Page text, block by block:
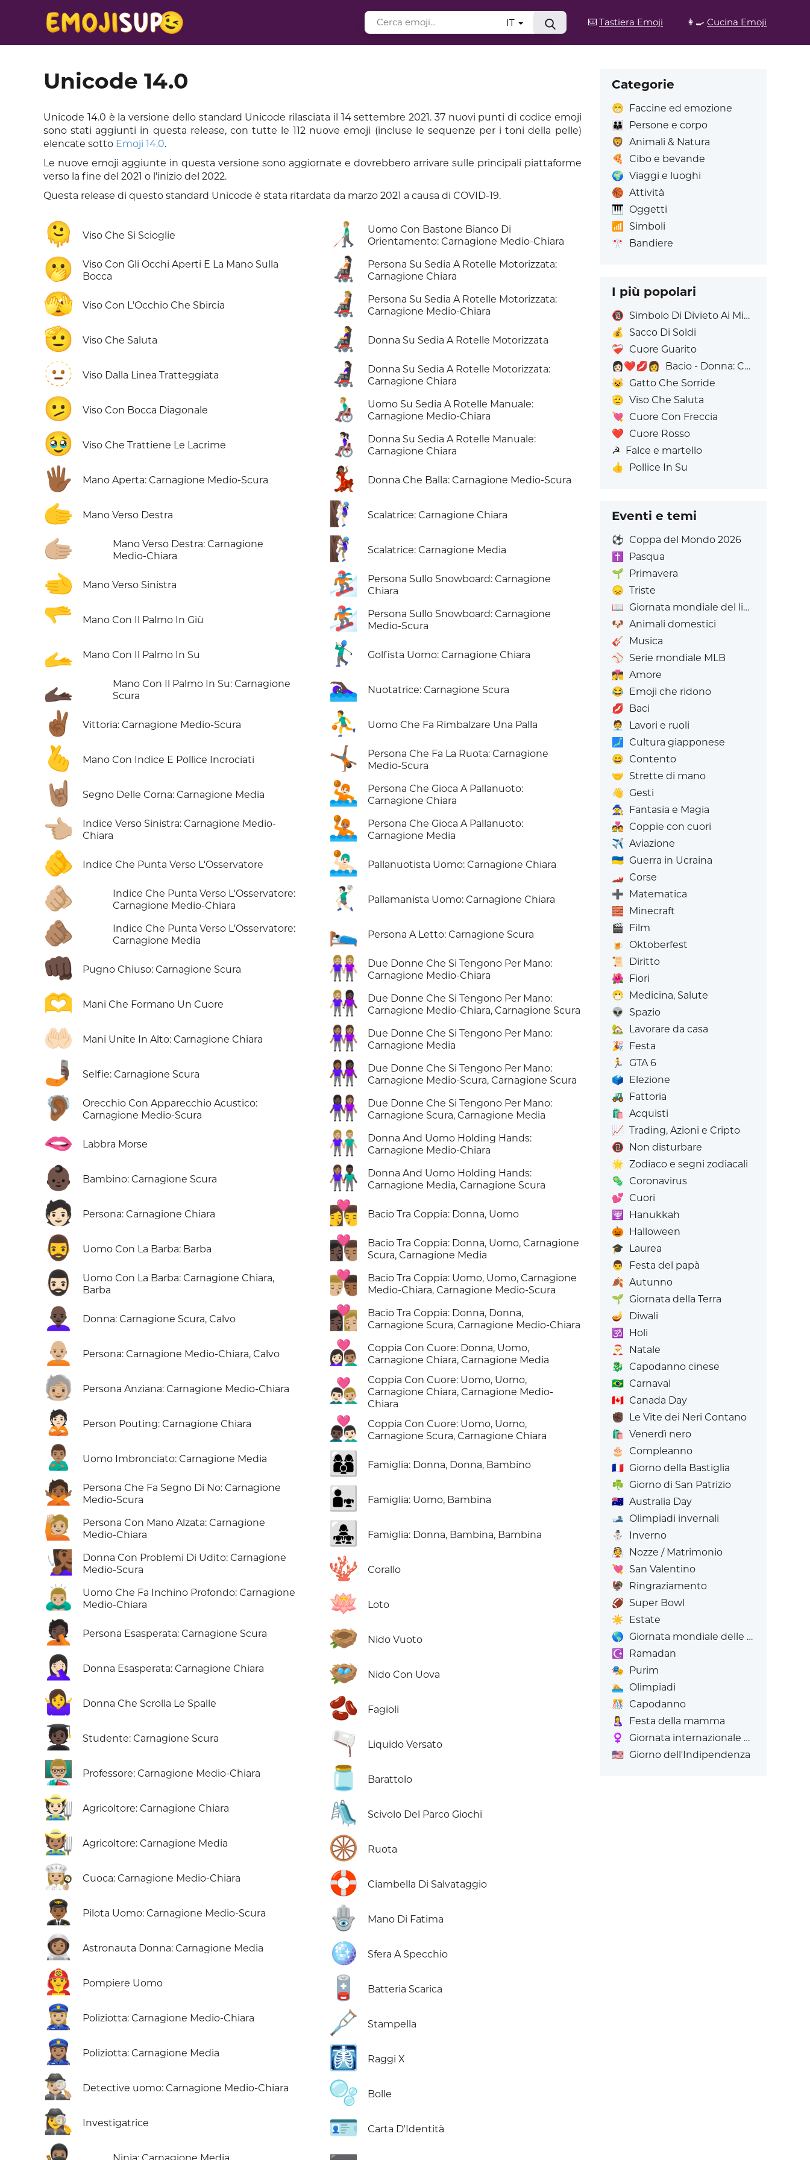
⌨️ Tastiera Emoji 👩‍🍳 Cucina Emoji
IT
Unicode 14.0
Unicode 14.0 è la versione dello standard Unicode rilasciata il 14 settembre 2021. 37 nuovi punti di codice emoji
sono stati aggiunti in questa release, con tutte le 112 nuove emoji (incluse le sequenze per i toni della pelle)
elencate sotto Emoji 14.0.
Le nuove emoji aggiunte in questa versione sono aggiornate e dovrebbero arrivare sulle principali piattaforme
verso la fine del 2021 o l'inizio del 2022.
Questa release di questo standard Unicode è stata ritardata da marzo 2021 a causa di COVID-19.
🫠 Viso Che Si Scioglie
🫢
Viso Con Gli Occhi Aperti E La Mano Sulla
Bocca
🫣 Viso Con L'Occhio Che Sbircia
🫡 Viso Che Saluta
🫥 Viso Dalla Linea Tratteggiata
🫤 Viso Con Bocca Diagonale
🥹 Viso Che Trattiene Le Lacrime
🖐🏾 Mano Aperta: Carnagione Medio-Scura
🫱 Mano Verso Destra
🫱🏼
Mano Verso Destra: Carnagione
Medio-Chiara
🫲 Mano Verso Sinistra
🫳 Mano Con Il Palmo In Giù
🫴 Mano Con Il Palmo In Su
🫴🏿
Mano Con Il Palmo In Su: Carnagione
Scura
✌🏾 Vittoria: Carnagione Medio-Scura
🫰 Mano Con Indice E Pollice Incrociati
🤘🏽 Segno Delle Corna: Carnagione Media
👈🏼
Indice Verso Sinistra: Carnagione Medio-
Chiara
🫵 Indice Che Punta Verso L'Osservatore
🫵🏼
Indice Che Punta Verso L'Osservatore:
Carnagione Medio-Chiara
🫵🏽
Indice Che Punta Verso L'Osservatore:
Carnagione Media
👊🏿 Pugno Chiuso: Carnagione Scura
🫶 Mani Che Formano Un Cuore
🤲🏻 Mani Unite In Alto: Carnagione Chiara
🤳🏿 Selfie: Carnagione Scura
🦻🏾
Orecchio Con Apparecchio Acustico:
Carnagione Medio-Scura
🫦 Labbra Morse
👶🏿 Bambino: Carnagione Scura
🧑🏻 Persona: Carnagione Chiara
🧔‍♂️ Uomo Con La Barba: Barba
🧔🏻‍♂️
Uomo Con La Barba: Carnagione Chiara,
Barba
👩🏿‍🦲 Donna: Carnagione Scura, Calvo
🧑🏼‍🦲 Persona: Carnagione Medio-Chiara, Calvo
🧓🏼 Persona Anziana: Carnagione Medio-Chiara
🙎🏻 Person Pouting: Carnagione Chiara
🙎🏽‍♂️ Uomo Imbronciato: Carnagione Media
🙅🏾
Persona Che Fa Segno Di No: Carnagione
Medio-Scura
🙋🏼
Persona Con Mano Alzata: Carnagione
Medio-Chiara
🧏🏾‍♀️
Donna Con Problemi Di Udito: Carnagione
Medio-Scura
🙇🏼‍♂️
Uomo Che Fa Inchino Profondo: Carnagione
Medio-Chiara
🤦🏿 Persona Esasperata: Carnagione Scura
🤦🏻‍♀️ Donna Esasperata: Carnagione Chiara
🤷‍♀️ Donna Che Scrolla Le Spalle
🧑🏿‍🎓 Studente: Carnagione Scura
👨🏼‍🏫 Professore: Carnagione Medio-Chiara
🧑🏻‍🌾 Agricoltore: Carnagione Chiara
🧑🏽‍🌾 Agricoltore: Carnagione Media
👩🏼‍🍳 Cuoca: Carnagione Medio-Chiara
👨🏾‍✈️ Pilota Uomo: Carnagione Medio-Scura
👩🏽‍🚀 Astronauta Donna: Carnagione Media
👨‍🚒 Pompiere Uomo
👮🏼‍♀️ Poliziotta: Carnagione Medio-Chiara
👮🏽‍♀️ Poliziotta: Carnagione Media
🕵🏼‍♂️ Detective uomo: Carnagione Medio-Chiara
🕵️‍♀️ Investigatrice
👨🏼‍🦯
Uomo Con Bastone Bianco Di
Orientamento: Carnagione Medio-Chiara
🧑🏻‍🦼
Persona Su Sedia A Rotelle Motorizzata:
Carnagione Chiara
🧑🏼‍🦼
Persona Su Sedia A Rotelle Motorizzata:
Carnagione Medio-Chiara
👩‍🦼 Donna Su Sedia A Rotelle Motorizzata
👩🏻‍🦼
Donna Su Sedia A Rotelle Motorizzata:
Carnagione Chiara
👨🏼‍🦽
Uomo Su Sedia A Rotelle Manuale:
Carnagione Medio-Chiara
👩🏻‍🦽
Donna Su Sedia A Rotelle Manuale:
Carnagione Chiara
💃🏾 Donna Che Balla: Carnagione Medio-Scura
🧗🏻‍♀️ Scalatrice: Carnagione Chiara
🧗🏽‍♀️ Scalatrice: Carnagione Media
🏂🏻
Persona Sullo Snowboard: Carnagione
Chiara
🏂🏾
Persona Sullo Snowboard: Carnagione
Medio-Scura
🏌🏻‍♂️ Golfista Uomo: Carnagione Chiara
🏊🏿‍♀️ Nuotatrice: Carnagione Scura
⛹️‍♂️ Uomo Che Fa Rimbalzare Una Palla
🤸🏾
Persona Che Fa La Ruota: Carnagione
Medio-Scura
🤽🏻
Persona Che Gioca A Pallanuoto:
Carnagione Chiara
🤽🏽
Persona Che Gioca A Pallanuoto:
Carnagione Media
🤽🏻‍♂️ Pallanuotista Uomo: Carnagione Chiara
🤾🏻‍♂️ Pallamanista Uomo: Carnagione Chiara
🛌🏿 Persona A Letto: Carnagione Scura
👭🏼
Due Donne Che Si Tengono Per Mano:
Carnagione Medio-Chiara
👩🏼‍🤝‍👩🏿
Due Donne Che Si Tengono Per Mano:
Carnagione Medio-Chiara, Carnagione Scura
👭🏽
Due Donne Che Si Tengono Per Mano:
Carnagione Media
👩🏾‍🤝‍👩🏿
Due Donne Che Si Tengono Per Mano:
Carnagione Medio-Scura, Carnagione Scura
👩🏿‍🤝‍👩🏽
Due Donne Che Si Tengono Per Mano:
Carnagione Scura, Carnagione Media
👫🏼
Donna And Uomo Holding Hands:
Carnagione Medio-Chiara
👩🏽‍🤝‍👨🏿
Donna And Uomo Holding Hands:
Carnagione Media, Carnagione Scura
👩‍❤️‍💋‍👨 Bacio Tra Coppia: Donna, Uomo
👩🏿‍❤️‍💋‍👨🏽
Bacio Tra Coppia: Donna, Uomo, Carnagione
Scura, Carnagione Media
👨🏼‍❤️‍💋‍👨🏾
Bacio Tra Coppia: Uomo, Uomo, Carnagione
Medio-Chiara, Carnagione Medio-Scura
👩🏿‍❤️‍💋‍👩🏼
Bacio Tra Coppia: Donna, Donna,
Carnagione Scura, Carnagione Medio-Chiara
👩🏻‍❤️‍👨🏽
Coppia Con Cuore: Donna, Uomo,
Carnagione Chiara, Carnagione Media
👨🏻‍❤️‍👨🏼
Coppia Con Cuore: Uomo, Uomo,
Carnagione Chiara, Carnagione Medio-
Chiara
👨🏿‍❤️‍👨🏻
Coppia Con Cuore: Uomo, Uomo,
Carnagione Scura, Carnagione Chiara
👩‍👩‍👦 Famiglia: Donna, Donna, Bambino
👨‍👧 Famiglia: Uomo, Bambina
👩‍👧‍👧 Famiglia: Donna, Bambina, Bambina
🪸 Corallo
🪷 Loto
🪹 Nido Vuoto
🪺 Nido Con Uova
🫘 Fagioli
🫗 Liquido Versato
🫙 Barattolo
🛝 Scivolo Del Parco Giochi
🛞 Ruota
🛟 Ciambella Di Salvataggio
🪬 Mano Di Fatima
🪩 Sfera A Specchio
🪫 Batteria Scarica
🩼 Stampella
🩻 Raggi X
🫧 Bolle
🪪 Carta D'Identità
Categorie
😁 Faccine ed emozione
👪
Persone e corpo
🦁 Animali & Natura
🍕
Cibo e bevande
🌍 Viaggi e luoghi
🏀 Attività
🎹 Oggetti
📶
Simboli
🎌 Bandiere
I più popolari
🔞 Simbolo Di Divieto Ai Minorenni
💰
Sacco Di Soldi
❤️‍🩹 Cuore Guarito
👩🏻‍❤️‍💋‍👩
Bacio - Donna: Carnagione chiara, Donna: Senza Carnagione
😺 Gatto Che Sorride
🫡 Viso Che Saluta
💘 Cuore Con Freccia
❤️ Cuore Rosso
☭ Falce e martello
👍
Pollice In Su
Eventi e temi
⚽ Coppa del Mondo 2026
✝️
Pasqua
🌱 Primavera
😞 Triste
📖 Giornata mondiale del libro
🐶 Animali domestici
🎸 Musica
⚾ Serie mondiale MLB
👩‍❤️‍💋‍👨 Amore
😂 Emoji che ridono
💋 Baci
🧑‍💼
Lavori e ruoli
🗾 Cultura giapponese
😄 Contento
🤝 Strette di mano
👋 Gesti
🧙 Fantasia e Magia
💑 Coppie con cuori
✈️ Aviazione
🇺🇦 Guerra in Ucraina
🏎️ Corse
➕ Matematica
🧱 Minecraft
🎬 Film
🍺
Oktoberfest
📜
Diritto
🌺 Fiori
😷 Medicina, Salute
👽
Spazio
🏡
Lavorare da casa
🎉 Festa
🏃
GTA 6
🗳️ Elezione
🚜 Fattoria
🛍️ Acquisti
📈 Trading, Azioni e Cripto
📵 Non disturbare
🌟 Zodiaco e segni zodiacali
🦠 Coronavirus
💕 Cuori
🕎
Hanukkah
🎃 Halloween
🎓 Laurea
👨
Festa del papà
🍂 Autunno
🌱 Giornata della Terra
🪔
Diwali
🕉️
Holi
🎅
Natale
🐉 Capodanno cinese
🇧🇷 Carnaval
🇨🇦 Canada Day
✊🏿 Le Vite dei Neri Contano
🛍️ Venerdì nero
🎂
Compleanno
🇫🇷 Giorno della Bastiglia
☘️ Giorno di San Patrizio
🇦🇺 Australia Day
🎿 Olimpiadi invernali
⛄
Inverno
👰 Nozze / Matrimonio
💘 San Valentino
🦃
Ringraziamento
🏈 Super Bowl
☀️ Estate
🌎 Giornata mondiale delle Emoji
☪️
Ramadan
🎭 Purim
🏊 Olimpiadi
🎊 Capodanno
🤱
Festa della mamma
♀️
Giornata internazionale della donna
🇺🇸 Giorno dell'Indipendenza